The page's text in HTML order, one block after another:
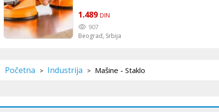
praktičan transport elemenata sa ravnim i
glatkim površinama, npr. – prozorsko
okno, – auto prozori, – lim, – keramičke
pločice, – laminati.
1.489 DIN
907
Beograd, Srbija
Početna > Industrija > Mašine - Staklo